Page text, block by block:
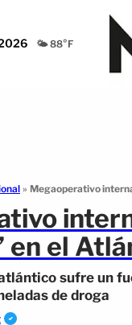
🌤️ 88°F
» Megaoperativo
en el
sufre un
de droga